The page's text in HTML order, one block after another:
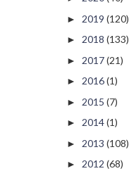
► 2019 (120)
► 2018 (133)
► 2017(21)
► 2016(1)
► 2015 (7)
► 2014(1)
► 2013 (108)
► 2012 (68)